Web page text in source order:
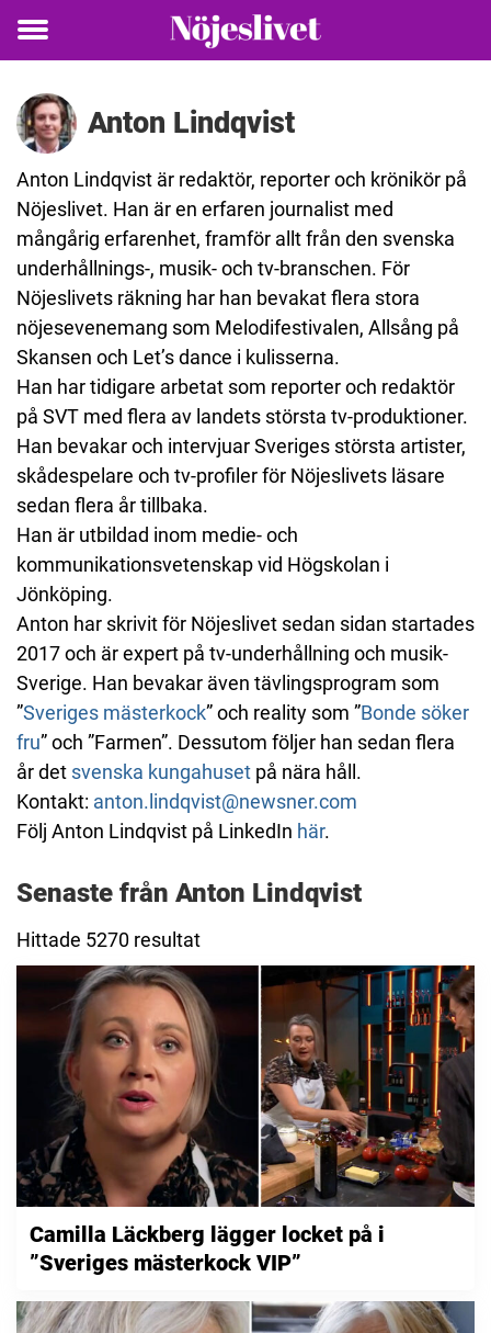
Toggle
Anton Lindqvist
Anton Lindqvist är redaktör, reporter och krönikör på
Nöjeslivet. Han är en erfaren journalist med
mångårig erfarenhet, framför allt från den svenska
underhållnings-, musik- och tv-branschen. För
Nöjeslivets räkning har han bevakat flera stora
nöjesevenemang som Melodifestivalen, Allsång på
Skansen och Let’s dance i kulisserna.
Han har tidigare arbetat som reporter och redaktör
på SVT med flera av landets största tv-produktioner.
Han bevakar och intervjuar Sveriges största artister,
skådespelare och tv-profiler för Nöjeslivets läsare
sedan flera år tillbaka.
Han är utbildad inom medie- och
kommunikationsvetenskap vid Högskolan i
Jönköping.
Anton har skrivit för Nöjeslivet sedan sidan startades
2017 och är expert på tv-underhållning och musik-
Sverige. Han bevakar även tävlingsprogram som
”Sveriges mästerkock” och reality som ”Bonde söker
fru” och ”Farmen”. Dessutom följer han sedan flera
år det svenska kungahuset på nära håll.
Kontakt: anton.lindqvist@newsner.com
Följ Anton Lindqvist på LinkedIn här.
Senaste från Anton Lindqvist
Hittade 5270 resultat
Camilla Läckberg lägger locket på i
”Sveriges mästerkock VIP”